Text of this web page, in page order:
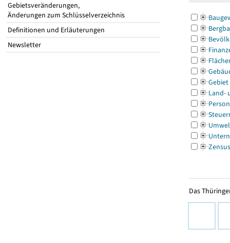
Gebietsveränderungen,
Änderungen zum Schlüsselverzeichnis
Definitionen und Erläuterungen
Newsletter
Gebiet
Land-
Zensus
Das